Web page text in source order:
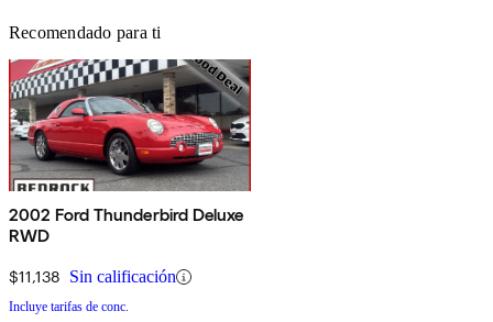
Recomendado para ti
2002 Ford Thunderbird Deluxe
RWD
$11,138 Sin calificación
Incluye tarifas de conc.